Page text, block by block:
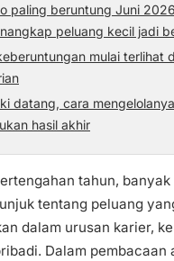
paling beruntung Juni
peluang kecil jadi
mulai terlihat
datang, cara
hasil akhir
tahun,
tentang peluang
dalam urusan karier,
Dalam pembacaan